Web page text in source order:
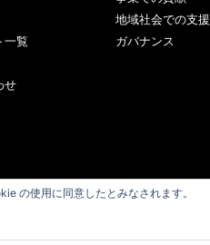
一覧
せ
地域社会での支援
ガバナンス
の使用に同意したとみなされます。